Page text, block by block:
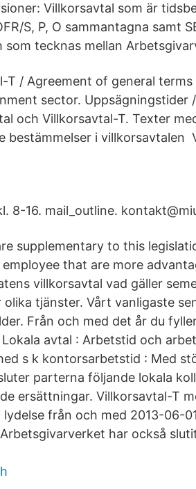
Villkorsavtal som är
S, P, O sammantagna samt
tecknas mellan
T / Agreement of general
sector. Uppsägningstider
och Villkorsavtal-T. Texter
bestämmelser i villkorsavtalen
8-16. mail_outline.
supplementary to this
that are more
villkorsavtal vad gäller
tjänster. Vårt vanligaste
Från och med det år du
avtal : Arbetstid och
s k kontorsarbetstid : Med
parterna följande lokala
ersättningar. Villkorsavtal-T
från och med 2013-06-
har också